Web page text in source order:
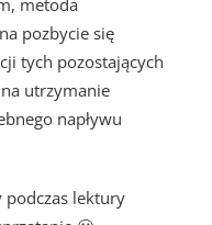
pozbycie się
tych pozostających
utrzymanie
napływu
podczas lektury